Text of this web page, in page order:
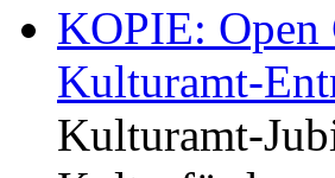
KOPIE: Open
Kulturamt-
Kulturamt-